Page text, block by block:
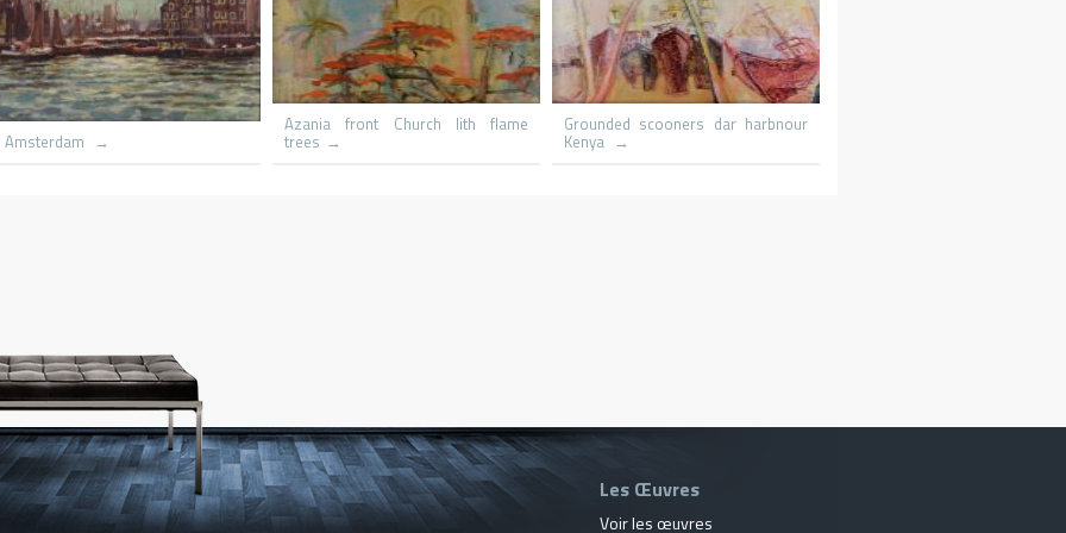
Le hameau Capri St Michaels Le promeneur
Les Œuvres
Voir les œuvres